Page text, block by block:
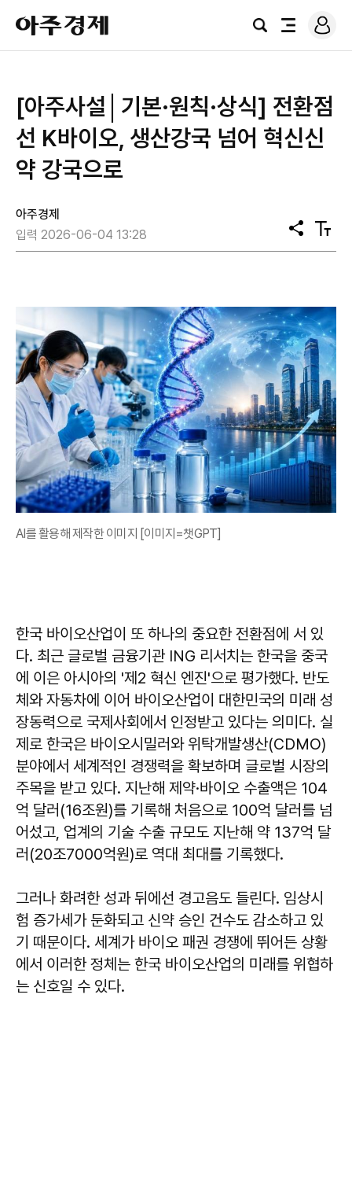
아
주
경
검
전
로
그
[아주사설│기본·원칙·상식] 전환점
선 K바이오, 생산강국 넘어 혁신신
약 강국으로
아주경제
입력 2026-06-04 13:28
공
유
텍
스
AI를 활용해 제작한 이미지 [이미지=챗GPT]
한국 바이오산업이 또 하나의 중요한 전환점에 서 있
다. 최근 글로벌 금융기관 ING 리서치는 한국을 중국
에 이은 아시아의 '제2 혁신 엔진'으로 평가했다. 반도
체와 자동차에 이어 바이오산업이 대한민국의 미래 성
장동력으로 국제사회에서 인정받고 있다는 의미다. 실
제로 한국은 바이오시밀러와 위탁개발생산(CDMO)
분야에서 세계적인 경쟁력을 확보하며 글로벌 시장의
주목을 받고 있다. 지난해 제약·바이오 수출액은 104
억 달러(16조원)를 기록해 처음으로 100억 달러를 넘
어섰고, 업계의 기술 수출 규모도 지난해 약 137억 달
러(20조7000억원)로 역대 최대를 기록했다.
그러나 화려한 성과 뒤에선 경고음도 들린다. 임상시
험 증가세가 둔화되고 신약 승인 건수도 감소하고 있
기 때문이다. 세계가 바이오 패권 경쟁에 뛰어든 상황
에서 이러한 정체는 한국 바이오산업의 미래를 위협하
는 신호일 수 있다.